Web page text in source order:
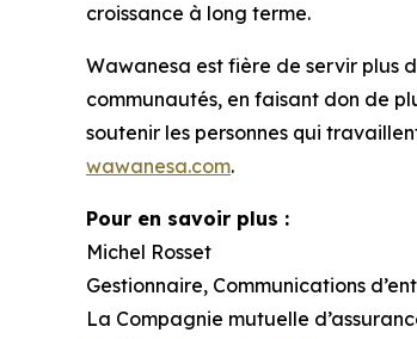
croissance à long terme.
Wawanesa est fière de servir plus
communautés, en faisant don de
soutenir les personnes qui
wawanesa.com.
Pour en savoir plus :
Michel Rosset
Gestionnaire, Communications
La Compagnie mutuelle